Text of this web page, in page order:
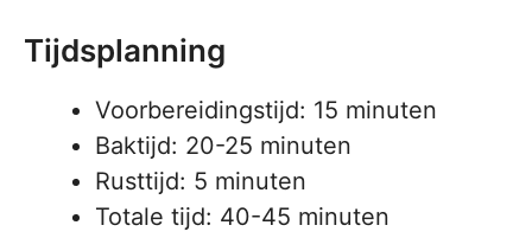
Tijdsplanning
Voorbereidingstijd: 15 minuten
Baktijd: 20-25 minuten
Rusttijd: 5 minuten
Totale tijd: 40-45 minuten